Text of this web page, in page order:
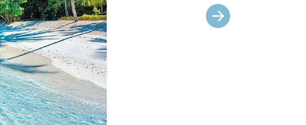
Suivant